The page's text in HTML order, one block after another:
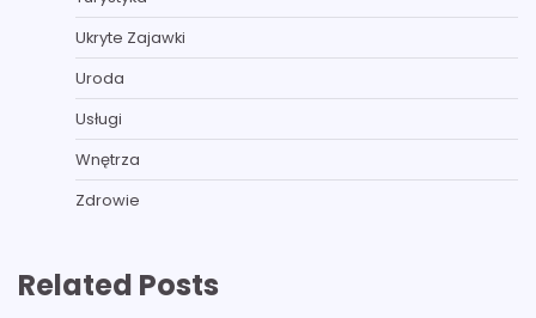
Ukryte Zajawki
Uroda
Usługi
Wnętrza
Zdrowie
Related Posts